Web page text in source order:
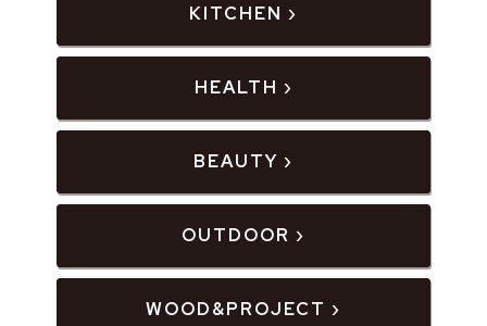
KITCHEN ›
HEALTH ›
BEAUTY ›
OUTDOOR ›
WOOD&PROJECT ›